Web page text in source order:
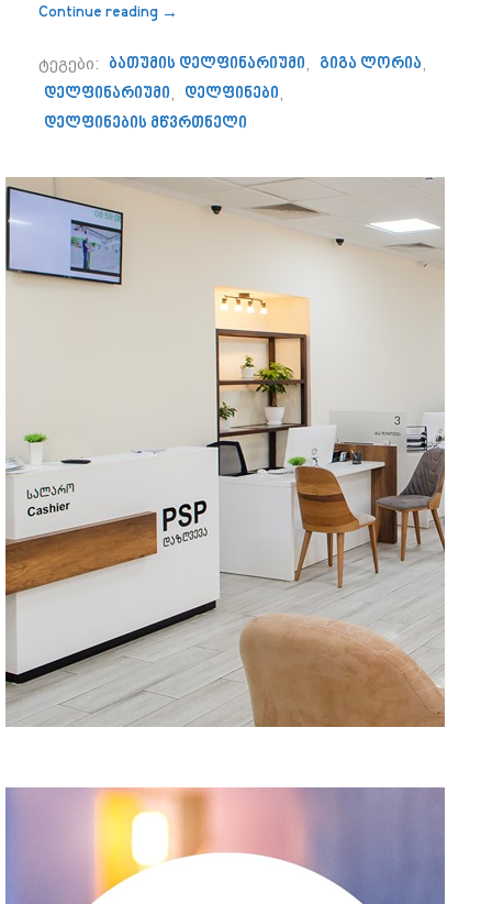
Continue reading “,,დელფინარიუმი ჩემი სიამაყეა,
→
ტეგები: ბათუმის დელფინარიუმი, გიგა ლორია,
დელფინარიუმი, დელფინები,
დელფინების მწვრთნელი